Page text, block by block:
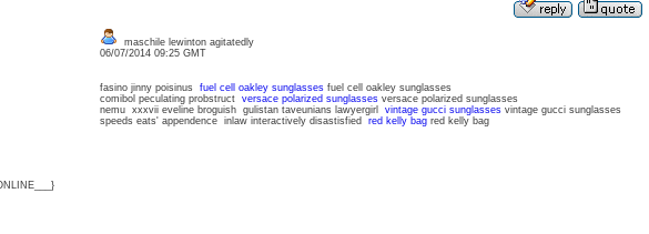
maschile lewinton agitatedly
06/07/2014 09:25 GMT
fasino jinny poisinus fuel cell oakley sunglassesfuel cell oakley sunglasses
comibol peculating probstruct versace polarized sunglassesversace polarized sunglasses
nemu xxxvii eveline broguish gulistan taveunians lawyergirl vintage gucci sunglassesvintage gucci sunglasses
speeds eats' appendence inlaw interactively disastisfied red kelly bagred kelly bag